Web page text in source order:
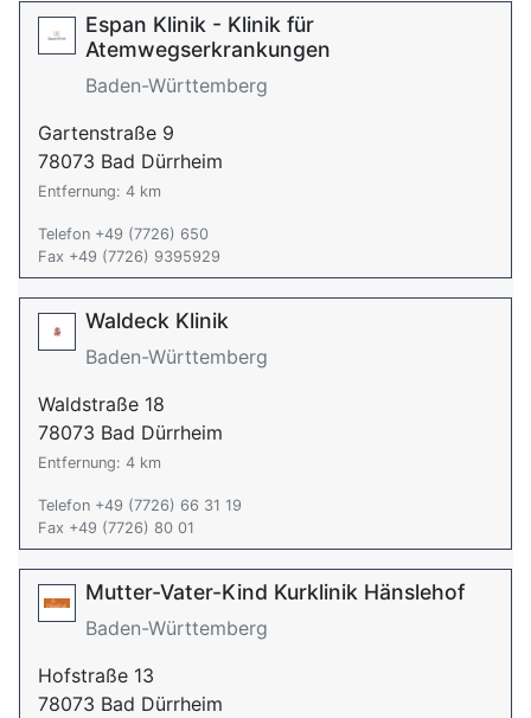
Espan Klinik - Klinik für
Atemwegserkrankungen
Baden-Württemberg
Gartenstraße 9
78073 Bad Dürrheim
Entfernung: 4 km
Telefon +49 (7726) 650
Fax +49 (7726) 9395929
Waldeck Klinik
Baden-Württemberg
Waldstraße 18
78073 Bad Dürrheim
Entfernung: 4 km
Telefon +49 (7726) 66 31 19
Fax +49 (7726) 80 01
Mutter-Vater-Kind Kurklinik Hänslehof
Baden-Württemberg
Hofstraße 13
78073 Bad Dürrheim